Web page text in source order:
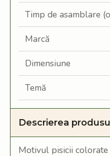
Timp de asamblare
Marcă
Dimensiune
Temă
Descrierea
Motivul pisicii colorate